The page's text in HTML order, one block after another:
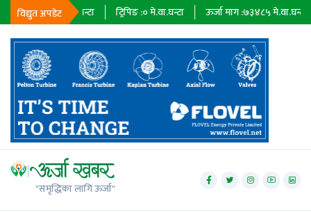
विद्युत अपडेट
मे.वा.घन्टा ट्रिपिङ : मे.वा.घन्टा ऊर्जा माग :७३४८५मे.वा.घन्टा
"समृद्धिका लागि ऊर्जा"
जलविद्युत्
सोलार
वायु